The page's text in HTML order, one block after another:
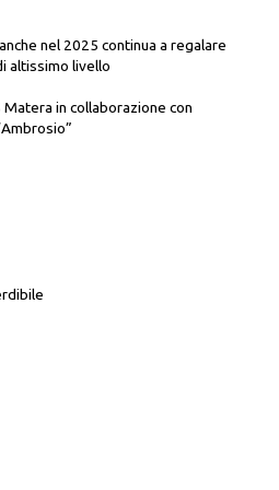
nel 2025 continua a regalare
altissimo livello
in collaborazione con